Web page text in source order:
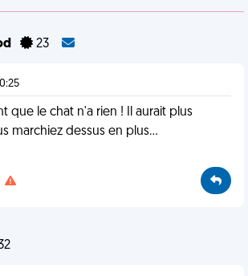
23
que le chat n'a rien ! Il aurait plus
marchiez dessus en plus...